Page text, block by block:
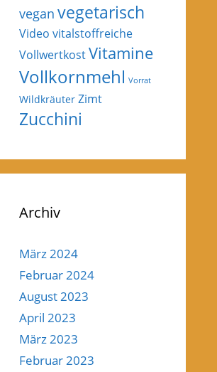
vegan vegetarisch
Video vitalstoffreiche
VollwertkostVitamine
Vollkornmehl Vorrat
Wildkräuter Zimt
Zucchini
Archiv
März 2024
Februar 2024
August 2023
April 2023
März 2023
Februar 2023